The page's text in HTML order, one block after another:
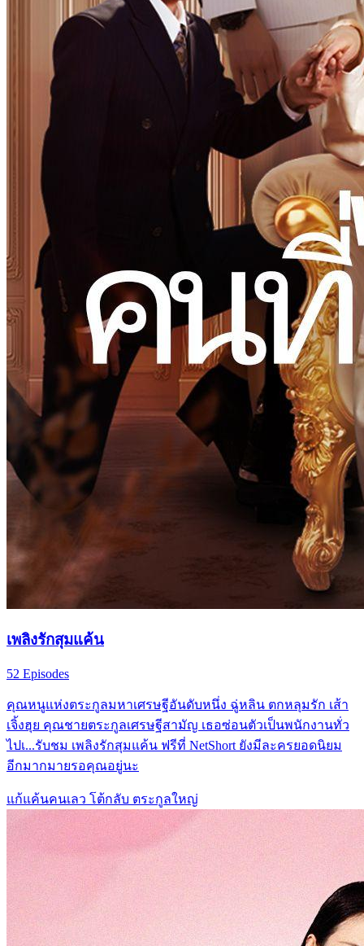
เพลิงรักสุมแค้น
52 Episodes
คุณหนูแห่งตระกูลมหาเศรษฐีอันดับหนึ่ง ฉู่หลิน ตกหลุมรัก เส้า
เจิ้งฮุย คุณชายตระกูลเศรษฐีสามัญ เธอซ่อนตัวเป็นพนักงานทั่ว
ไปเ...รับชม เพลิงรักสุมแค้น ฟรีที่ NetShort ยังมีละครยอดนิยม
อีกมากมายรอคุณอยู่นะ
แก้แค้นคนเลว โต้กลับ ตระกูลใหญ่